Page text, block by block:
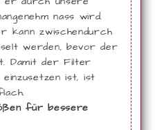
nass wird.
kann zwischendurch
werden, bevor der
Damit der Filter
ist, ist
für bessere